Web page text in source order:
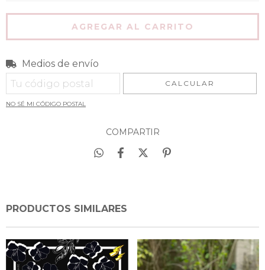
Entregas para el CP:
Medios de envío
CALCULAR
NO SÉ MI CÓDIGO POSTAL
COMPARTIR
PRODUCTOS SIMILARES